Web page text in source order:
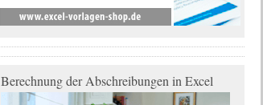
Berechnung der Abschreibungen in Excel